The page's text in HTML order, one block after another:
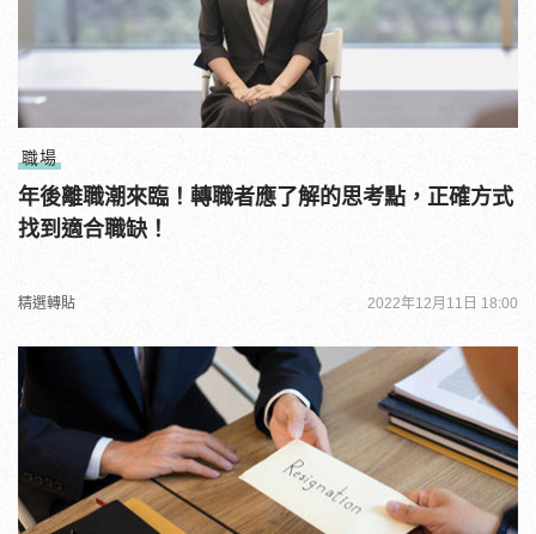
職場
年後離職潮來臨！轉職者應了解的思考點，正確方式
找到適合職缺！
精選轉貼 2022年12月11日 18:00